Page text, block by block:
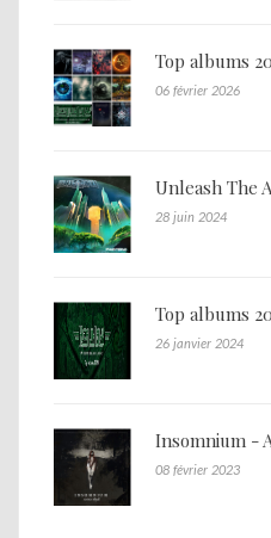
Top albums
06 février 2026
Unleash The
28 juin 2024
Top albums
26 janvier 2024
Insomnium -
08 février 2023